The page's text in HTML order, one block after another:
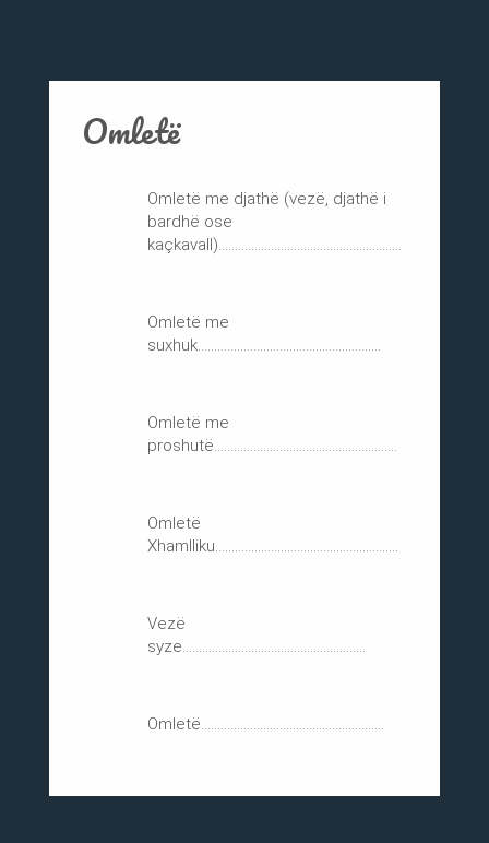
Omletë
Omletë me djathë (vezë, djathë i
bardhë ose
kaçkavall)........................................................
Omletë me
suxhuk........................................................
Omletë me
proshutë........................................................
Omletë
Xhamlliku........................................................
Vezë
syze........................................................
Omletë........................................................